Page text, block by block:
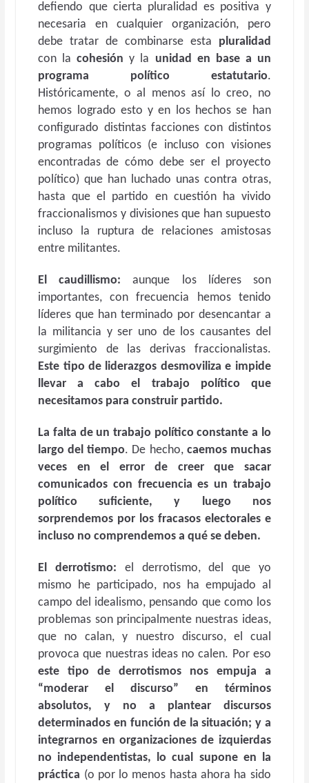
defiendo que cierta pluralidad es positiva y
necesaria en cualquier organización, pero
debe tratar de combinarse esta pluralidad
con lacohesión y la unidad en base a un
programa político estatutario.
Históricamente, o al menos así lo creo, no
hemos logrado esto y en los hechos se han
configurado distintas facciones con distintos
programas políticos (e incluso con visiones
encontradas de cómo debe ser el proyecto
político) que han luchado unas contra otras,
hasta que el partido en cuestión ha vivido
fraccionalismos y divisiones que han supuesto
incluso la ruptura de relaciones amistosas
entre militantes.
El caudillismo: aunque los líderes son
importantes, con frecuencia hemos tenido
líderes que han terminado por desencantar a
la militancia y ser uno de los causantes del
surgimiento de las derivas fraccionalistas.
Este tipo de liderazgos desmoviliza e impide
llevar a cabo el trabajo político que
necesitamos para construir partido.
La falta de un trabajo político constante a lo
largo del tiempo. De hecho, caemos muchas
veces en el error de creer que sacar
comunicados con frecuencia es un trabajo
político suficiente, y luego nos
sorprendemos por los fracasos electorales e
incluso no comprendemos a qué se deben.
El derrotismo: el derrotismo, del que yo
mismo he participado, nos ha empujado al
campo del idealismo, pensando que como los
problemas son principalmente nuestras ideas,
que no calan, y nuestro discurso, el cual
provoca que nuestras ideas no calen. Por eso
este tipo de derrotismos nos empuja a
“moderar el discurso” en términos
absolutos, y no a plantear discursos
determinados en función de la situación; y a
integrarnos en organizaciones de izquierdas
no independentistas, lo cual supone en la
práctica (o por lo menos hasta ahora ha sido